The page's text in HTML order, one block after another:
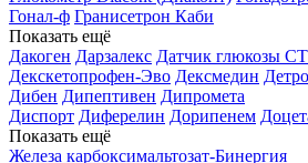
Гонал-ф Гранисетрон Каби
Показать ещё
Дакоген Дарзалекс Датчик глюкозы
Декскетопрофен-Эво Дексмедин
Дибен Дипептивен Дипромета
Диспорт Диферелин Дорипенем
Показать ещё
Железа карбоксимальтозат-Бинергия